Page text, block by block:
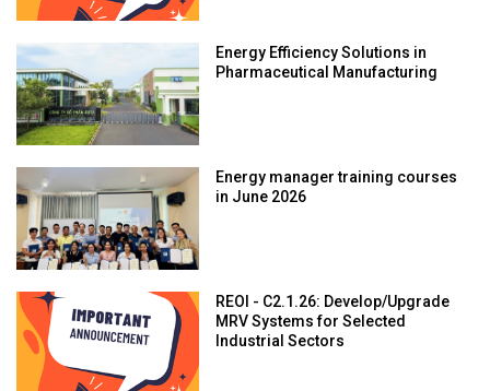
Energy Efficiency Solutions in
Pharmaceutical Manufacturing
Energy manager training courses
in June 2026
REOI - C2.1.26: Develop/Upgrade
MRV Systems for Selected
Industrial Sectors